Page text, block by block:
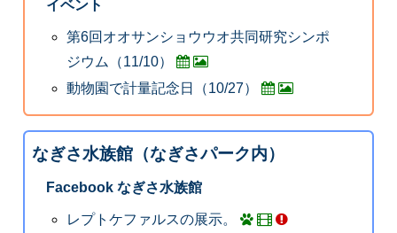
イベント
第6回オオサンショウウオ共同研究シンポ
ジウム（11/10）
動物園で計量記念日（10/27）
なぎさ水族館（なぎさパーク内）
Facebook なぎさ水族館
レプトケファルスの展示。